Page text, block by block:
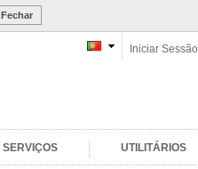
Fechar
Iniciar Sessão
SERVIÇOS UTILITÁRIOS